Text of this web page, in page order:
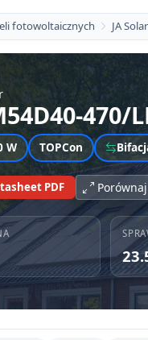
fotowoltaicznych JA Solar
470/
W TOPCon
PDF